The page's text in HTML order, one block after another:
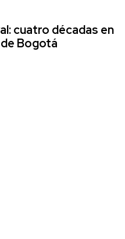
cuatro décadas en
Bogotá